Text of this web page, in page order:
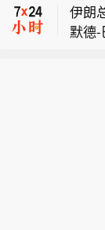
道重
伊朗
默德-